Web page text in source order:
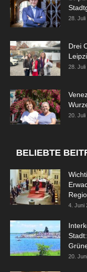
28. Juli
Drei
28. Juli
20. Juli
BELIEBTE
4. Juni
20.